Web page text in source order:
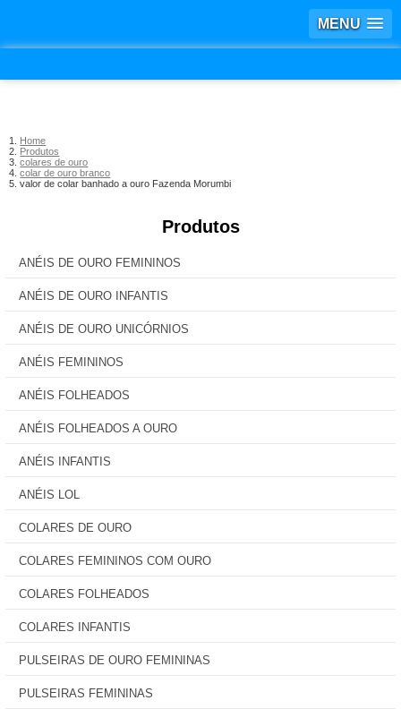
MENU
Home
Produtos
colares de ouro
colar de ouro branco
valor de colar banhado a ouro Fazenda Morumbi
Produtos
ANÉIS DE OURO FEMININOS
ANÉIS DE OURO INFANTIS
ANÉIS DE OURO UNICÓRNIOS
ANÉIS FEMININOS
ANÉIS FOLHEADOS
ANÉIS FOLHEADOS A OURO
ANÉIS INFANTIS
ANÉIS LOL
COLARES DE OURO
COLARES FEMININOS COM OURO
COLARES FOLHEADOS
COLARES INFANTIS
PULSEIRAS DE OURO FEMININAS
PULSEIRAS FEMININAS